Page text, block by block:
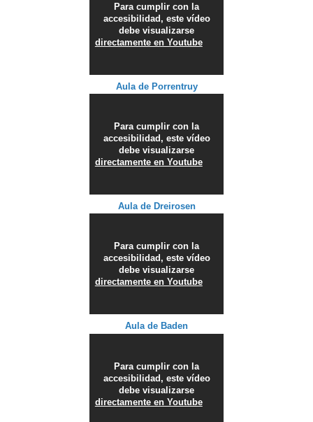
Para cumplir con la
accesibilidad, este vídeo
debe visualizarse
directamente en Youtube
Aula de Porrentruy
Para cumplir con la
accesibilidad, este vídeo
debe visualizarse
directamente en Youtube
Aula de Dreirosen
Para cumplir con la
accesibilidad, este vídeo
debe visualizarse
directamente en Youtube
Aula de Baden
Para cumplir con la
accesibilidad, este vídeo
debe visualizarse
directamente en Youtube